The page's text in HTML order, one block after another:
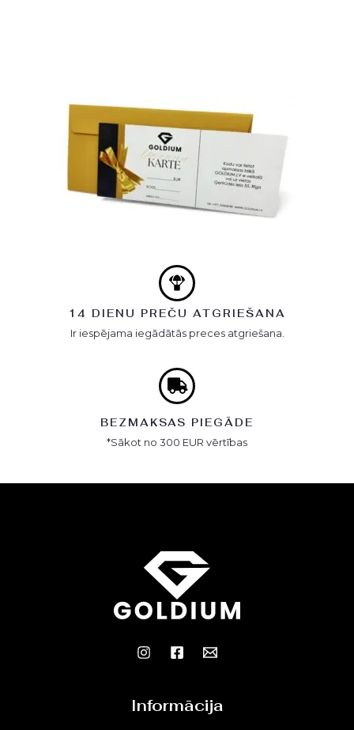
14 DIENU PREČU ATGRIEŠANA
Ir iespējama iegādātās preces atgriešana.
BEZMAKSAS PIEGĀDE
*Sākot no 300 EUR vērtības
Informācija